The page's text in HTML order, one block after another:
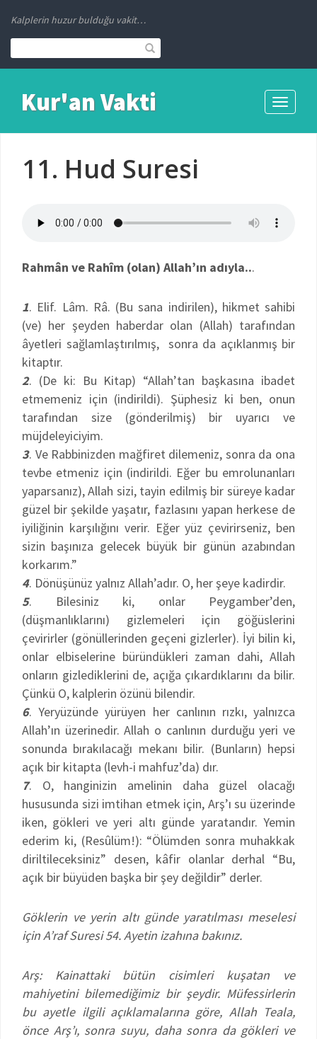
Kalplerin huzur bulduğu vakit…
Toggle
Kur'an Vakti
11. Hud Suresi
Rahmân ve Rahîm (olan) Allah’ın adıyla...
1. Elif. Lâm. Râ. (Bu sana indirilen), hikmet sahibi
(ve) her şeyden haberdar olan (Allah) tarafından
âyetleri sağlamlaştırılmış, sonra da açıklanmış bir
kitaptır.
2. (De ki: Bu Kitap) “Allah’tan başkasına ibadet
etmemeniz için (indirildi). Şüphesiz ki ben, onun
tarafından size (gönderilmiş) bir uyarıcı ve
müjdeleyiciyim.
3. Ve Rabbinizden mağfiret dilemeniz, sonra da ona
tevbe etmeniz için (indirildi. Eğer bu emrolunanları
yaparsanız), Allah sizi, tayin edilmiş bir süreye kadar
güzel bir şekilde yaşatır, fazlasını yapan herkese de
iyiliğinin karşılığını verir. Eğer yüz çevirirseniz, ben
sizin başınıza gelecek büyük bir günün azabından
korkarım.”
4. Dönüşünüz yalnız Allah’adır. O, her şeye kadirdir.
5. Bilesiniz ki, onlar Peygamber’den,
(düşmanlıklarını) gizlemeleri için göğüslerini
çevirirler (gönüllerinden geçeni gizlerler). İyi bilin ki,
onlar elbiselerine büründükleri zaman dahi, Allah
onların gizlediklerini de, açığa çıkardıklarını da bilir.
Çünkü O, kalplerin özünü bilendir.
6. Yeryüzünde yürüyen her canlının rızkı, yalnızca
Allah’ın üzerinedir. Allah o canlının durduğu yeri ve
sonunda bırakılacağı mekanı bilir. (Bunların) hepsi
açık bir kitapta (levh-i mahfuz’da) dır.
7. O, hanginizin amelinin daha güzel olacağı
hususunda sizi imtihan etmek için, Arş’ı su üzerinde
iken, gökleri ve yeri altı günde yaratandır. Yemin
ederim ki, (Resûlüm!): “Ölümden sonra muhakkak
diriltileceksiniz” desen, kâfir olanlar derhal “Bu,
açık bir büyüden başka bir şey değildir” derler.
Göklerin ve yerin altı günde yaratılması meselesi
için A’raf Suresi 54. Ayetin izahına bakınız.
Arş: Kainattaki bütün cisimleri kuşatan ve
mahiyetini bilemediğimiz bir şeydir. Müfessirlerin
bu ayetle ilgili açıklamalarına göre, Allah Teala,
önce Arş’ı, sonra suyu, daha sonra da gökleri ve